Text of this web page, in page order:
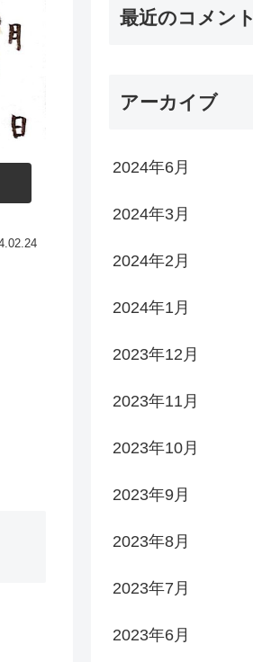
最近のコメント
アーカイブ
2024年6月
2024年3月
2024年2月
2024年1月
2023年12月
2023年11月
2023年10月
2023年9月
2023年8月
2023年7月
2023年6月